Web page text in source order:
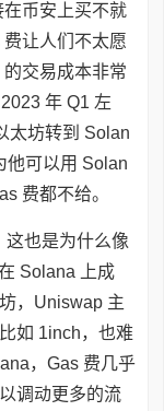
币安上买不就
让人们不太愿
交易成本非常
年 Q1 左
太坊转到 Solan
他可以用 Solan
费都不给。
也是为什么像
Solana 上成
，Uniswap 主
如 1inch，也难
，Gas 费几乎
调动更多的流